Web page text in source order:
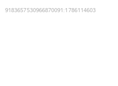
9183657530966870091 :1786114603